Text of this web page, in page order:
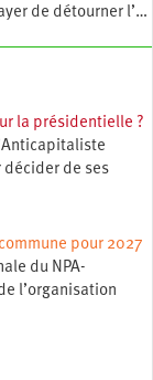
de détourner l’…
la présidentielle ?
décider de ses
pour 2027
du NPA-
l’organisation